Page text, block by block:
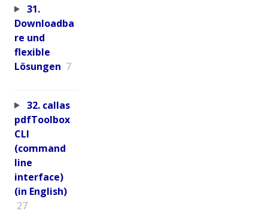
31.
Downloadba
re und
flexible
Lösungen 7
32. callas
pdfToolbox
CLI
(command
line
interface)
(in English)
27